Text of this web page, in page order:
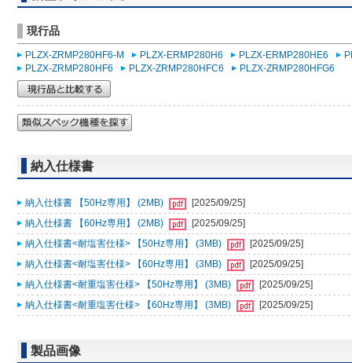
現行品
PLZX-ZRMP280HF6-M PLZX-ERMP280H6 PLZX-ERMP280HE6
PLZX-ZRMP280HF6
PLZX-ZRMP280HFC6 PLZX-ZRMP280HFG6
納入仕様書
納入仕様書 【50Hz専用】 (2MB)
[2025/09/25]
納入仕様書 【60Hz専用】 (2MB)
[2025/09/25]
納入仕様書<耐塩害仕様> 【50Hz専用】 (3MB)
[2025/09/25]
納入仕様書<耐塩害仕様> 【60Hz専用】 (3MB)
[2025/09/25]
納入仕様書<耐重塩害仕様> 【50Hz専用】 (3MB)
[2025/09/25]
納入仕様書<耐重塩害仕様> 【60Hz専用】 (3MB)
[2025/09/25]
製品画像